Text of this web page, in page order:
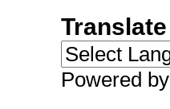
Translate
Powered by